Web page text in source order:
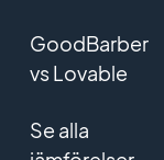
GoodBarber
vs Lovable
Se alla